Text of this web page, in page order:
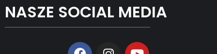
NASZE SOCIAL MEDIA